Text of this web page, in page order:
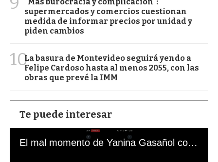
"Más burocracia y complicación":
supermercados y comercios cuestionan
medida de informar precios por unidad y
piden cambios
10La basura de Montevideo seguirá yendo a
Felipe Cardoso hasta al menos 2055, con las
obras que prevé la IMM
Te puede interesar
El mal momento de Yanina Gasañol con un hincha argentino en "Subrayado"